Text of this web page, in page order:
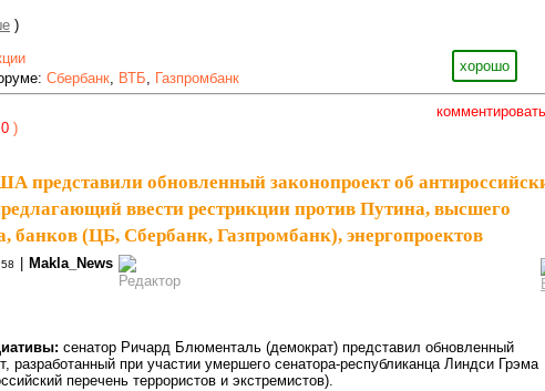
)
хорошо
Сбербанк ВТБ Газпромбанк
комментировать
0 )
представили обновленный законопроект об
ввести рестрикции против Путина, высшего
банков (ЦБ, Сбербанк, Газпромбанк), энергопроектов
Makla_News
сенатор Ричард Блюменталь (демократ) представил обновленный
разработанный при участии умершего сенатора-республиканца Линдси Грэма
перечень террористов и экстремистов).